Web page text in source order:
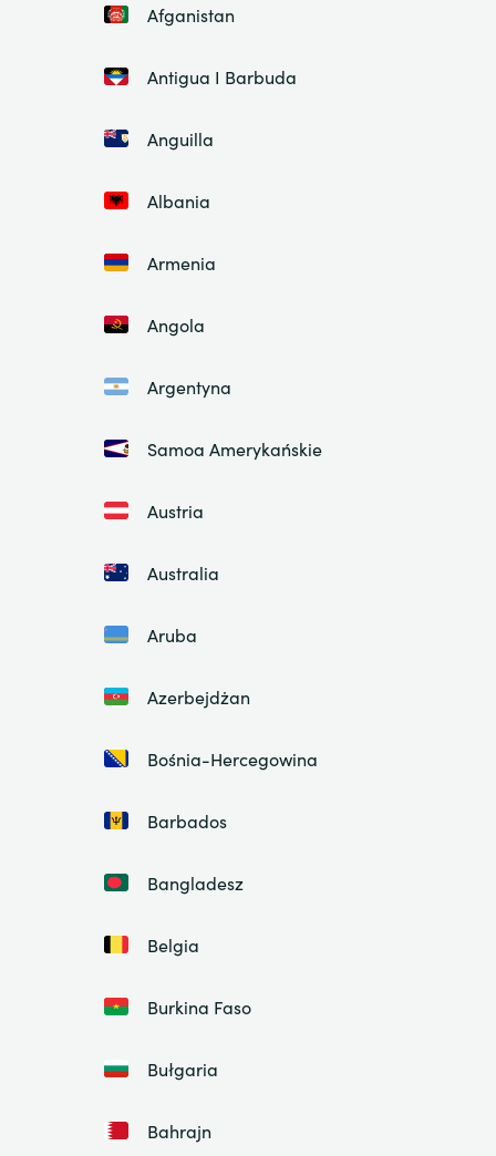
Afganistan
Antigua I Barbuda
Anguilla
Albania
Armenia
Angola
Argentyna
Samoa Amerykańskie
Austria
Australia
Aruba
Azerbejdżan
Bośnia-Hercegowina
Barbados
Bangladesz
Belgia
Burkina Faso
Bułgaria
Bahrajn